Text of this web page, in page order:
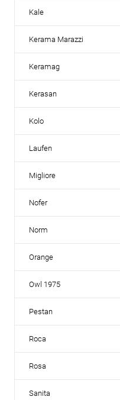
Kale
Kerama Marazzi
Keramag
Kerasan
Kolo
Laufen
Migliore
Nofer
Norm
Orange
Owl 1975
Pestan
Roca
Rosa
Sanita